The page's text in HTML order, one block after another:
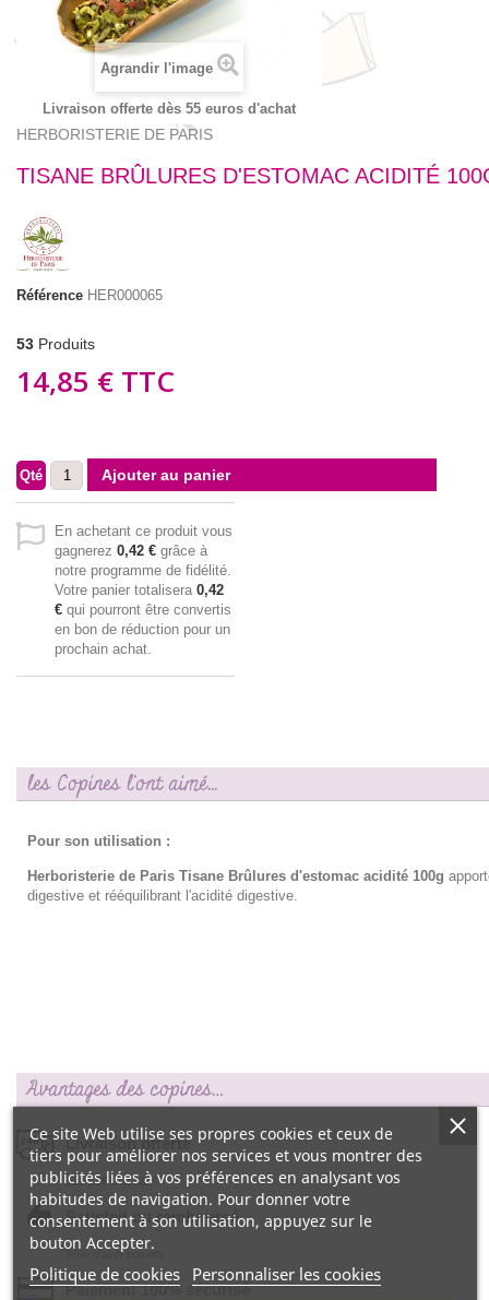
Agrandir l'image
Livraison offerte dès 55 euros d'achat
HERBORISTERIE DE PARIS
TISANE BRÛLURES D'ESTOMAC ACIDITÉ
Référence HER000065
53 Produits
14,85 € TTC
Qté Ajouter au panier
En achetant ce produit vous
gagnerez 0,42 € grâce à
notre programme de fidélité.
Votre panier totalisera 0,42
€ qui pourront être convertis
en bon de réduction pour un
prochain achat.
les Copines l'ont aimé...
Pour son utilisation :
Herboristerie de Paris Tisane Brûlures d'estomac acidité 100g
digestive et rééquilibrant l'acidité digestive.
Avantages des copines…
Livraison offerte
dés 55€ d‘achat !
Satisfait ou remboursé
99% d‘avis positifs
Paiement 100% sécurisé
Ce site Web utilise ses propres cookies et ceux de
tiers pour améliorer nos services et vous montrer des
publicités liées à vos préférences en analysant vos
habitudes de navigation. Pour donner votre
consentement à son utilisation, appuyez sur le
bouton Accepter.
Politique de cookies Personnaliser les cookies